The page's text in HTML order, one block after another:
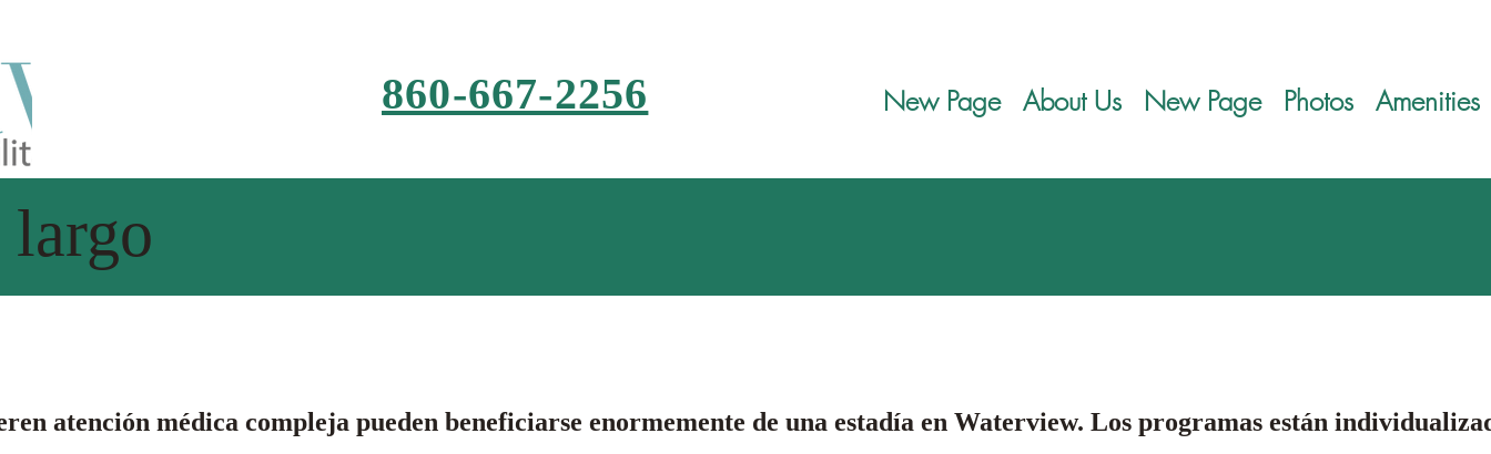
New Page About Us New Page Photos Amenities
860-667-2256
largo
atención médica compleja pueden beneficiarse enormemente de una estadía en Waterview. Los programas están